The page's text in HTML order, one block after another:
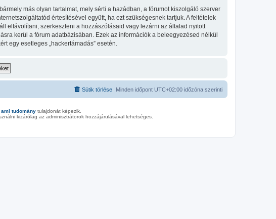
más olyan tartalmat, mely sérti a hazádban, a fórumot kiszolgáló szerver
értesítésével együtt, ha ezt szükségesnek tartjuk. A feltételek
eltávolítani, szerkeszteni a hozzászólásaid vagy lezárni az általad nyitott
kerül a fórum adatbázisában. Ezek az információk a beleegyezésed nélkül
egy esetleges „hackertámadás” esetén.
Minden időpont UTC+02:00 időzóna szerinti
Sütik törlése
tudomány tulajdonát képezik.
kizárólag az adminisztrátorok hozzájárulásával lehetséges.